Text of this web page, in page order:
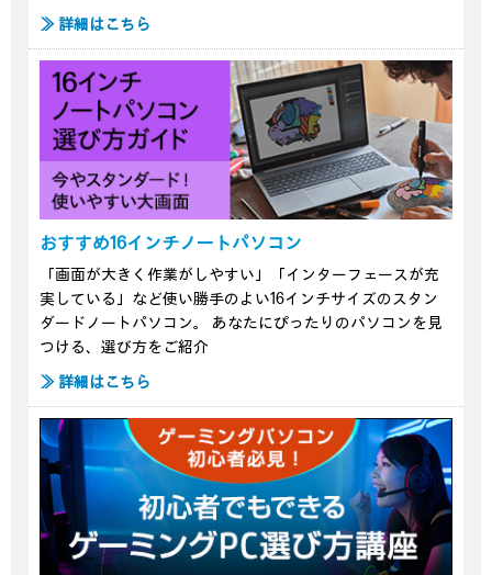
≫ 詳細はこちら
おすすめ16インチノートパソコン
「画面が大きく作業がしやすい」「インターフェースが充
実している」など使い勝手のよい16インチサイズのスタン
ダードノートパソコン。 あなたにぴったりのパソコンを見
つける、選び方をご紹介
≫ 詳細はこちら